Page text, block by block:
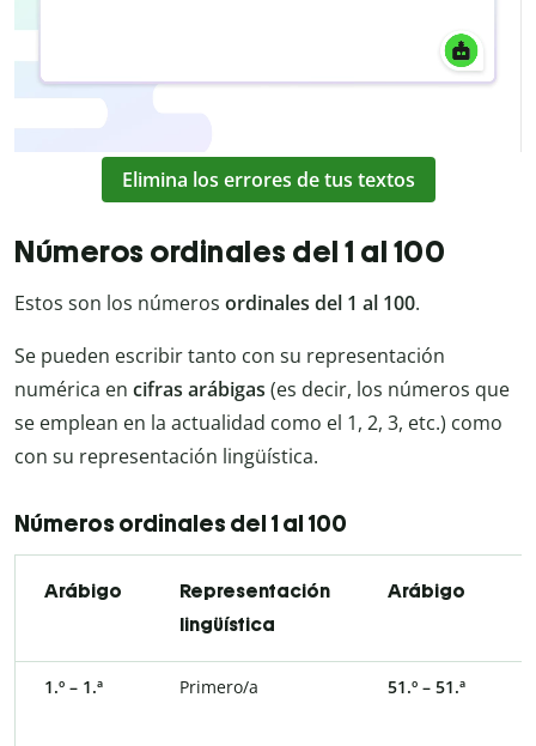
Elimina los errores de tus textos
Números ordinales del 1 al 100
Estos son los números ordinales del 1 al 100.
Se pueden escribir tanto con su representación
numérica en cifras arábigas (es decir, los números que
se emplean en la actualidad como el 1, 2, 3, etc.) como
con su representación lingüística.
Números ordinales del 1 al 100
Arábigo
Representación
lingüística
Arábigo
1.º – 1.ª Primero/a 51.º – 51.ª